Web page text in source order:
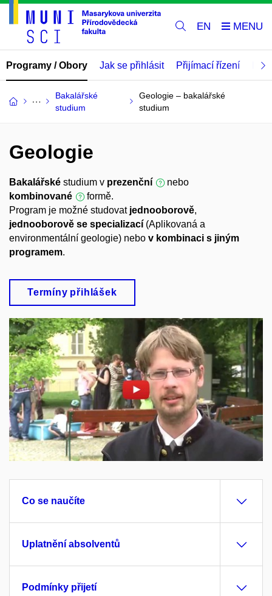
EN
Programy / Obory Jak se přihlásit Přijímací řízení
Bakalářské
studium
Geologie – bakalářské
studium
Geologie
Bakalářské studium v prezenční
nebo
kombinované
formě.
Program je možné studovat jednooborově,
jednooborově se specializací (Aplikovaná a
environmentální geologie) nebo v kombinaci s jiným
programem.
Termíny přihlášek
Povolit cookies a přehrát
Otevřít na youtube.com
Co se naučíte
Uplatnění absolventů
Podmínky přijetí